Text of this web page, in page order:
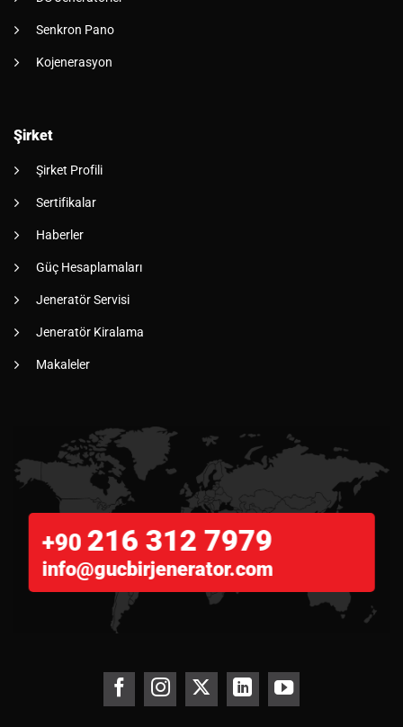
Senkron Pano
Kojenerasyon
Şirket
Şirket Profili
Sertifikalar
Haberler
Güç Hesaplamaları
Jeneratör Servisi
Jeneratör Kiralama
Makaleler
+90 216 312 7979
info@gucbirjenerator.com